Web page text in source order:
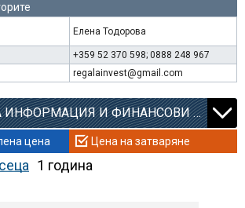
Елена Тодорова
+359 52 370 598; 0888 248 967
regalainvest@gmail.com
ИСТОРИЧЕСКА ИНФОРМАЦИЯ И ФИНАНСОВИ КОЕФИЦИЕНТИ
цена Цена на затваряне
1 година